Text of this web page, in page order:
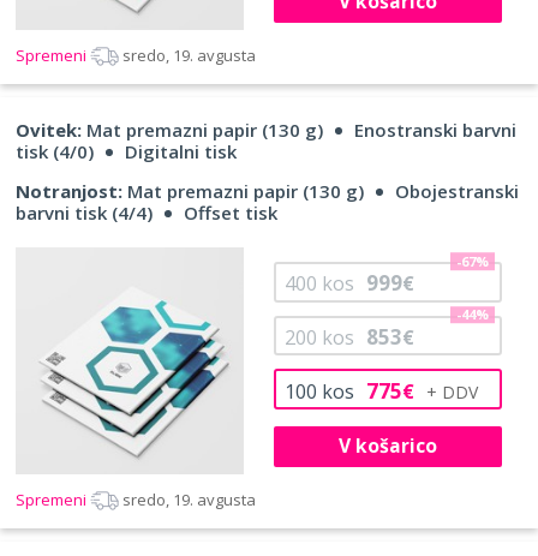
Spremeni sredo, 19. avgusta
Ovitek: Mat premazni papir (130 g)
Enostranski barvni
tisk (4/0)
Digitalni tisk
Notranjost: Mat premazni papir (130 g)
Obojestranski
barvni tisk (4/4)
Offset tisk
100 kos 775€
200 kos 853€
-44%
400 kos 999€
-67%
V košarico
Spremeni sredo, 19. avgusta